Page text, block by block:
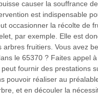
causer la souffrance
est indispensable
occasionner la récolte de
par exemple. Elle est
arbres fruitiers. Vous avez
le 65370 ? Faites appel
fournir des prestations
pouvoir réaliser au
et en découler la